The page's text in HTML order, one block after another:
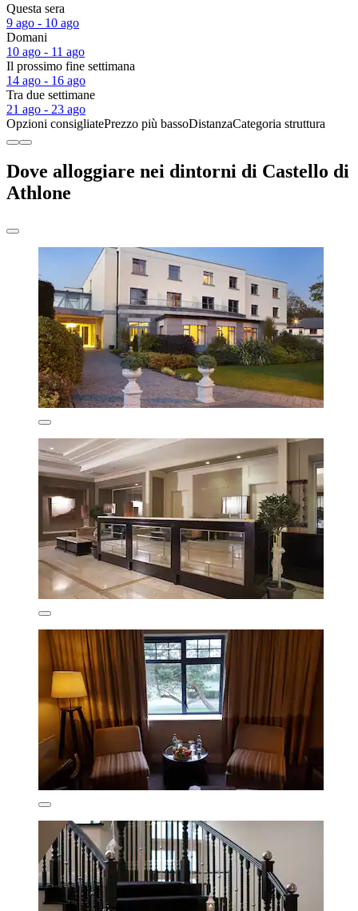
Questa sera
9 ago - 10 ago
Domani
10 ago - 11 ago
Il prossimo fine settimana
14 ago - 16 ago
Tra due settimane
21 ago - 23 ago
Opzioni consigliatePrezzo più bassoDistanzaCategoria struttura
Dove alloggiare nei dintorni di Castello di
Athlone